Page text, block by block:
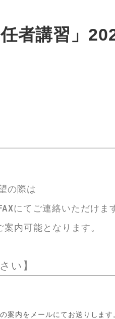
者講習」
の際は
にてご連絡いただけま
内可能となります。
い】
案内をメールにてお送りします